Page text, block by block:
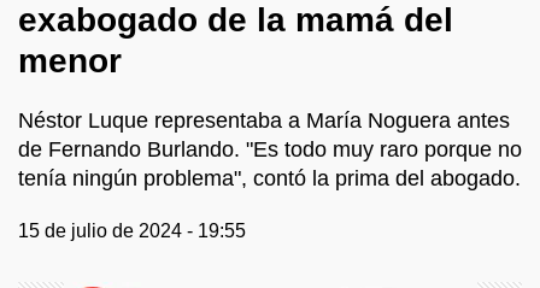
exabogado de la mamá del
menor
Néstor Luque representaba a María Noguera antes
de Fernando Burlando. "Es todo muy raro porque no
tenía ningún problema", contó la prima del abogado.
15 de julio de 2024 - 19:55